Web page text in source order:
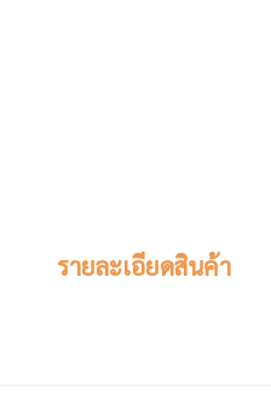
รายละเอียดสินค้า